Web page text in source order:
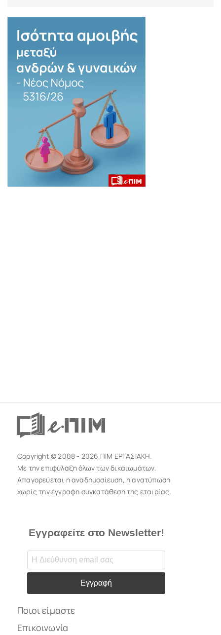
Copyright © 2008 - 2026 ΠΙΜ ΕΡΓΑΣΙΑΚΗ.
Με την επιφύλαξη όλων των δικαιωμάτων.
Απαγορεύεται η αναδημοσίευση, η ανατύπωση
χωρίς την έγγραφη συγκατάθεση της εταιρίας.
Εγγραφείτε στο Newsletter!
Εγγραφή
Ποιοι είμαστε
Επικοινωνία